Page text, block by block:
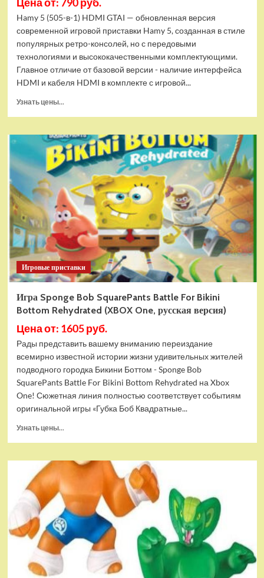
Hamy 5 (505-в-1) HDMI GTAI — обновленная версия
современной игровой приставки Hamy 5, созданная в стиле
популярных ретро-консолей, но с передовыми
технологиями и высококачественными комплектующими.
Главное отличие от базовой версии - наличие интерфейса
HDMI и кабеля HDMI в комплекте с игровой...
Узнать цены...
Игровая
приставка
Hamy
5
(505-
в-1)
HDMI
GTA
Игровые приставки
Игра Sponge Bob SquarePants Battle For Bikini
Bottom Rehydrated (XBOX One, русская версия)
Цена от: 1605 руб.
Рады представить вашему вниманию переиздание
всемирно известной истории жизни удивительных жителей
подводного городка Бикини Боттом - Sponge Bob
SquarePants Battle For Bikini Bottom Rehydrated на Xbox
One! Сюжетная линия полностью соответствует событиям
оригинальной игры «Губка Боб Квадратные...
Узнать цены...
Игра
Sponge
Bob
SquarePants
Battle
For
Bikini
Bottom
Rehydrated
(XBOX